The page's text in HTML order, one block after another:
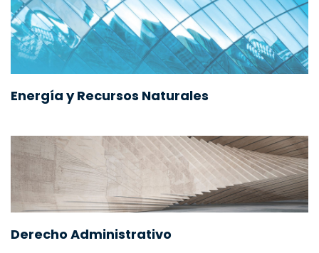
Energía y Recursos Naturales
Derecho Administrativo